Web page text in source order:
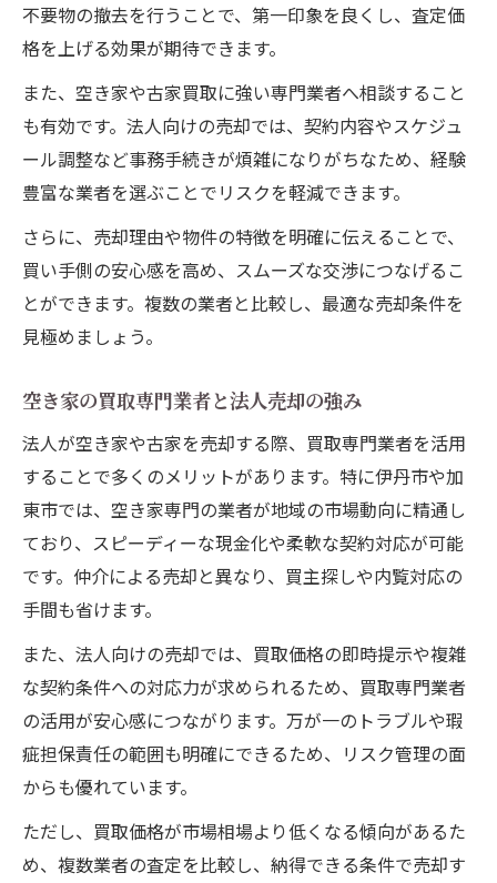
不要物の撤去を行うことで、第一印象を良くし、査定価
格を上げる効果が期待できます。
また、空き家や古家買取に強い専門業者へ相談すること
も有効です。法人向けの売却では、契約内容やスケジュ
ール調整など事務手続きが煩雑になりがちなため、経験
豊富な業者を選ぶことでリスクを軽減できます。
さらに、売却理由や物件の特徴を明確に伝えることで、
買い手側の安心感を高め、スムーズな交渉につなげるこ
とができます。複数の業者と比較し、最適な売却条件を
見極めましょう。
空き家の買取専門業者と法人売却の強み
法人が空き家や古家を売却する際、買取専門業者を活用
することで多くのメリットがあります。特に伊丹市や加
東市では、空き家専門の業者が地域の市場動向に精通し
ており、スピーディーな現金化や柔軟な契約対応が可能
です。仲介による売却と異なり、買主探しや内覧対応の
手間も省けます。
また、法人向けの売却では、買取価格の即時提示や複雑
な契約条件への対応力が求められるため、買取専門業者
の活用が安心感につながります。万が一のトラブルや瑕
疵担保責任の範囲も明確にできるため、リスク管理の面
からも優れています。
ただし、買取価格が市場相場より低くなる傾向があるた
め、複数業者の査定を比較し、納得できる条件で売却す